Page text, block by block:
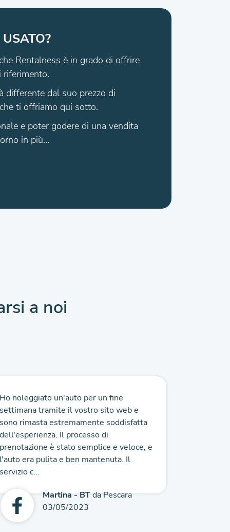
Rentalness è in grado di offrire
riferimento.
differente dal suo prezzo di
ti offriamo qui sotto.
e poter godere di una vendita
in più...
a noi
noleggiato un'auto per un fine
tramite il vostro sito web e
rimasta estremamente soddisfatta
Il processo di
è stato semplice e veloce, e
era pulita e ben mantenuta. Il
c...
Martina - BTda Pescara
03/05/2023